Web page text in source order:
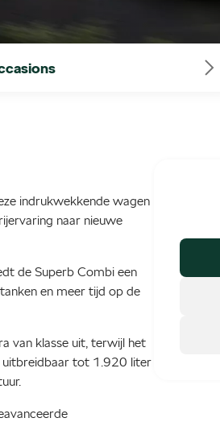
indrukwekkende wagen
naar nieuwe
de Superb Combi een
en meer tijd op de
van klasse uit, terwijl het
uitbreidbaar tot 1.920 liter